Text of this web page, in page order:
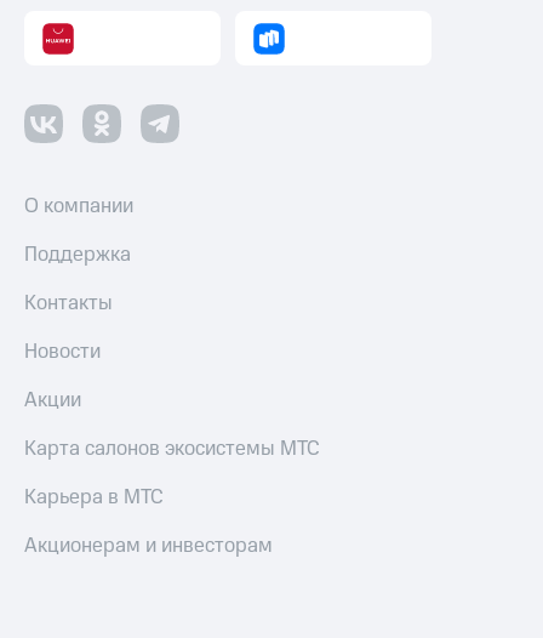
О компании
Поддержка
Контакты
Новости
Акции
Карта салонов экосистемы МТС
Карьера в МТС
Акционерам и инвесторам